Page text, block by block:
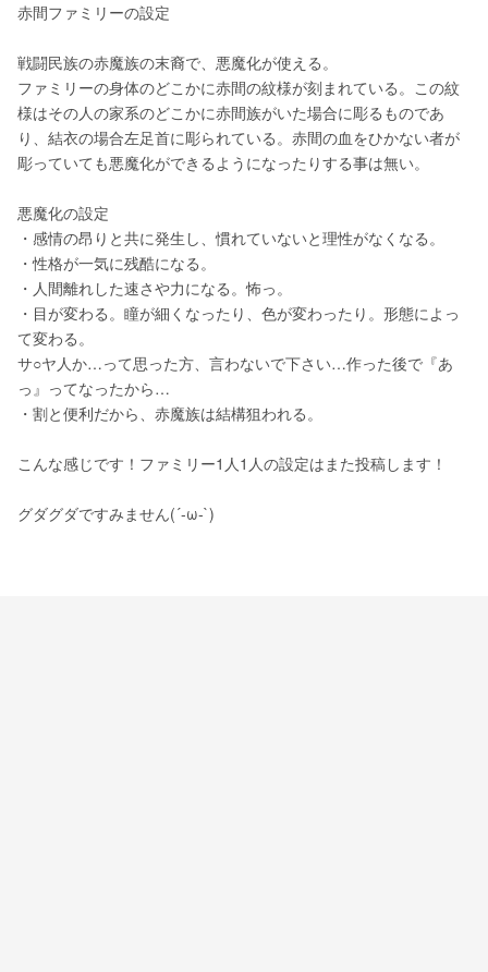
赤間ファミリーの設定
戦闘民族の赤魔族の末裔で、悪魔化が使える。
ファミリーの身体のどこかに赤間の紋様が刻まれている。この紋
様はその人の家系のどこかに赤間族がいた場合に彫るものであ
り、結衣の場合左足首に彫られている。赤間の血をひかない者が
彫っていても悪魔化ができるようになったりする事は無い。
悪魔化の設定
・感情の昂りと共に発生し、慣れていないと理性がなくなる。
・性格が一気に残酷になる。
・人間離れした速さや力になる。怖っ。
・目が変わる。瞳が細くなったり、色が変わったり。形態によっ
て変わる。
サ○ヤ人か…って思った方、言わないで下さい…作った後で『あ
っ』ってなったから…
・割と便利だから、赤魔族は結構狙われる。
こんな感じです！ファミリー1人1人の設定はまた投稿します！
グダグダですみません(´-ω-`)